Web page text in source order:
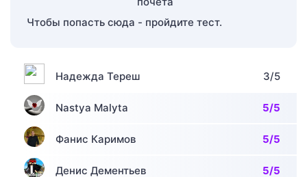
Чтобы попасть сюда - пройдите тест.
Надежда Тереш 3/5
Nastya Malyta 5/5
Фанис Каримов 5/5
Денис Дементьев 5/5